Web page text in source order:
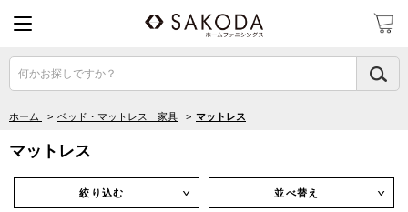
何かお探しですか？
ホーム > ベッド・マットレス 家具 > マットレス
マットレス
絞り込む ∨ 並べ替え ∨